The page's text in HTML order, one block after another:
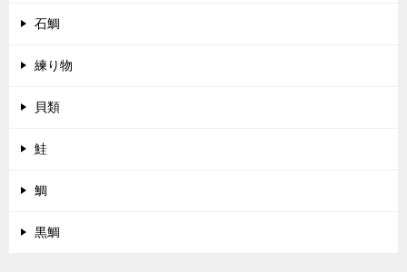
石鯛
練り物
貝類
鮭
鯛
黒鯛